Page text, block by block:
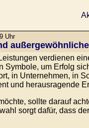
Uhr
verdienen
Symbole, um Erfolg
in Unternehmen, in
und herausragende
sollte darauf
sorgt dafür, dass